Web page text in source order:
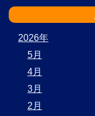
2026年
5月
4月
3月
2月